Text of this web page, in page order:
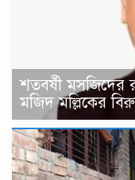
শতবর্ষী মসজিদের
মজিদ মল্লিকের